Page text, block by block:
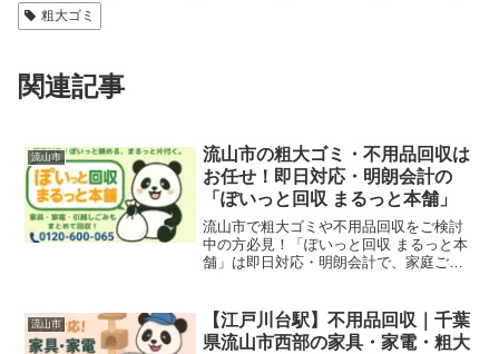
粗大ゴミ
関連記事
流山市
流山市の粗大ゴミ・不用品回収は
お任せ！即日対応・明朗会計の
「ぽいっと回収 まるっと本舗」
流山市で粗大ゴミや不用品回収をご検討
中の方必見！「ぽいっと回収 まるっと本
舗」は即日対応・明朗会計で、家庭ご
の森・南流山・江戸川台・平和台エリア
も対応可能です。
流山市
【江戸川台駅】不用品回収｜千葉
県流山市西部の家具・家電・粗大